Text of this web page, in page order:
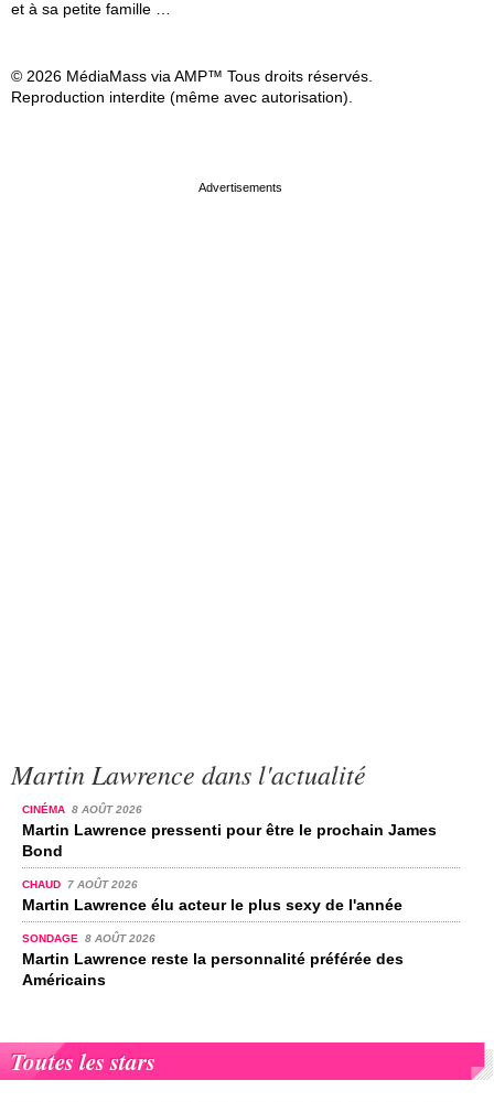
et à sa petite famille …
© 2026 MédiaMass via AMP™ Tous droits réservés.
Reproduction interdite (même avec autorisation).
Martin Lawrence dans l'actualité
CINÉMA 8 AOÛT 2026
Martin Lawrence pressenti pour être le prochain James
Bond
CHAUD 7 AOÛT 2026
Martin Lawrence élu acteur le plus sexy de l'année
SONDAGE 8 AOÛT 2026
Martin Lawrence reste la personnalité préférée des
Américains
Toutes les stars